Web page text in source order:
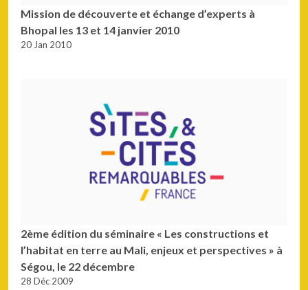
Mission de découverte et échange d’experts à
Bhopal les 13 et 14 janvier 2010
20 Jan 2010
2ème édition du séminaire « Les constructions et
l’habitat en terre au Mali, enjeux et perspectives » à
Ségou, le 22 décembre
28 Déc 2009